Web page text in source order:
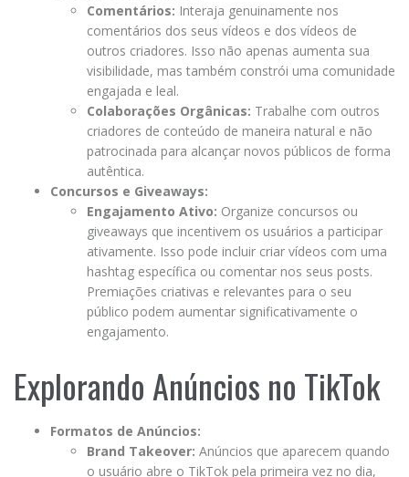
Comentários: Interaja genuinamente nos
comentários dos seus vídeos e dos vídeos de
outros criadores. Isso não apenas aumenta sua
visibilidade, mas também constrói uma comunidade
engajada e leal.
Colaborações Orgânicas: Trabalhe com outros
criadores de conteúdo de maneira natural e não
patrocinada para alcançar novos públicos de forma
autêntica.
Concursos e Giveaways:
Engajamento Ativo: Organize concursos ou
giveaways que incentivem os usuários a participar
ativamente. Isso pode incluir criar vídeos com uma
hashtag específica ou comentar nos seus posts.
Premiações criativas e relevantes para o seu
público podem aumentar significativamente o
engajamento.
Explorando Anúncios no TikTok
Formatos de Anúncios:
Brand Takeover: Anúncios que aparecem quando
o usuário abre o TikTok pela primeira vez no dia,